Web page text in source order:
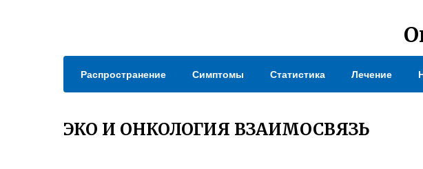
Распространение Симптомы Статистика Лечение
ЭКО И ОНКОЛОГИЯ ВЗАИМОСВЯЗЬ